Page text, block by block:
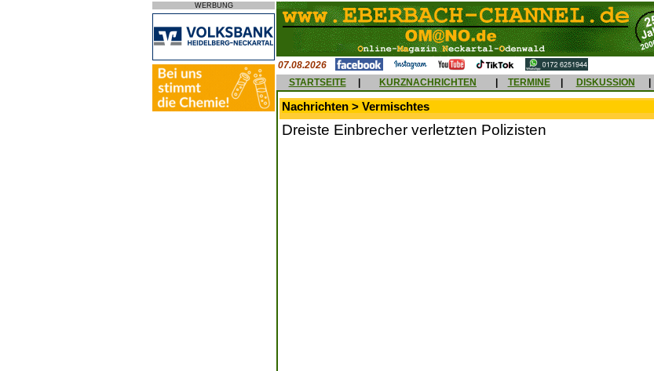
WERBUNG
07.08.2026
STARTSEITE
KURZNACHRICHTEN TERMINE DISKUSSION
Nachrichten > Vermischtes
Dreiste Einbrecher verletzten Polizisten